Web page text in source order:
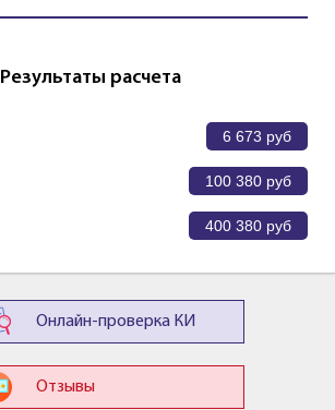
Результаты расчета
6 673 руб
100 380 руб
400 380 руб
Онлайн-проверка КИ
Отзывы